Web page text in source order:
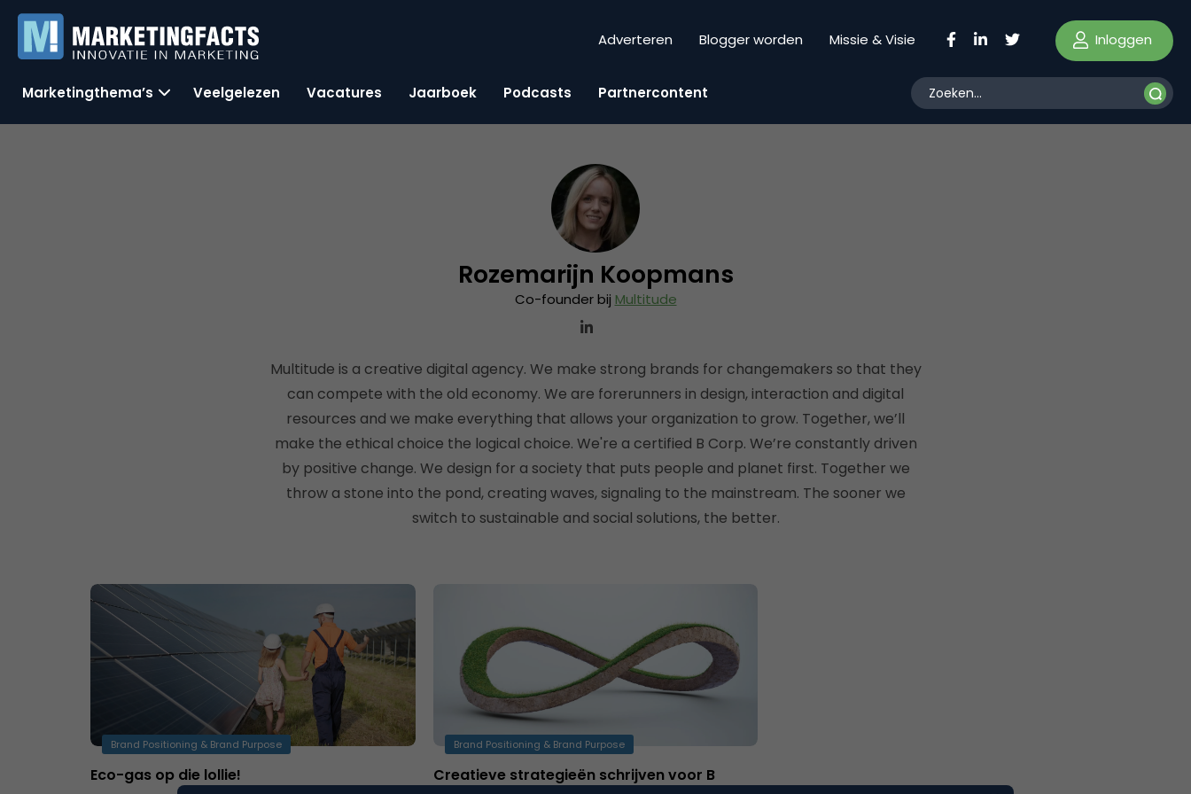
Adverteren Blogger worden Missie & Visie Inloggen
Marketingthema’s Veelgelezen Vacatures Jaarboek Podcasts Partnercontent
Rozemarijn Koopmans
Co-founder bij Multitude
Multitude is a creative digital agency. We make strong brands for changemakers so that they
can compete with the old economy. We are forerunners in design, interaction and digital
resources and we make everything that allows your organization to grow. Together, we’ll
make the ethical choice the logical choice. We're a certified B Corp. We’re constantly driven
by positive change. We design for a society that puts people and planet first. Together we
throw a stone into the pond, creating waves, signaling to the mainstream. The sooner we
switch to sustainable and social solutions, the better.
Brand Positioning & Brand Purpose
Eco-gas op die lollie!
Brand Positioning & Brand Purpose
Creatieve strategieën schrijven voor B